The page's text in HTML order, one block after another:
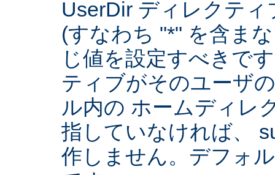
UserDir ディレクテ
(すなわち "*" を含ま
じ値を設定すべきで
ティブがそのユーザ
ル内の ホームディレ
指していなければ、
作しません。デフォ